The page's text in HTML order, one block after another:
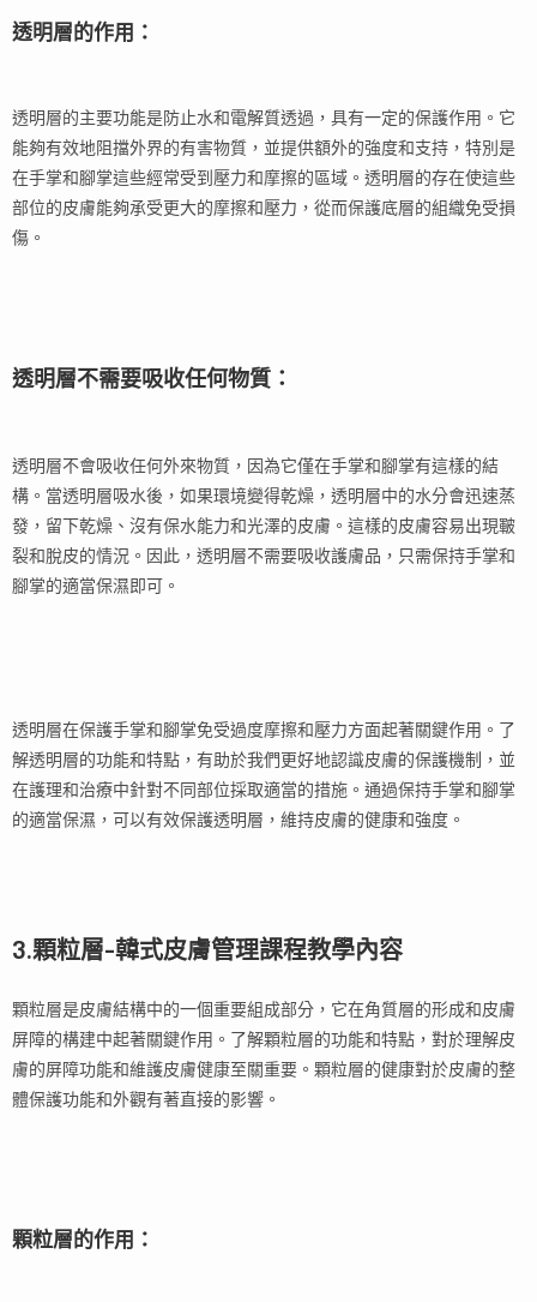
透明層的作用：
透明層的主要功能是防止水和電解質透過，具有一定的保護作用。它
能夠有效地阻擋外界的有害物質，並提供額外的強度和支持，特別是
在手掌和腳掌這些經常受到壓力和摩擦的區域。透明層的存在使這些
部位的皮膚能夠承受更大的摩擦和壓力，從而保護底層的組織免受損
傷。
透明層不需要吸收任何物質：
透明層不會吸收任何外來物質，因為它僅在手掌和腳掌有這樣的結
構。當透明層吸水後，如果環境變得乾燥，透明層中的水分會迅速蒸
發，留下乾燥、沒有保水能力和光澤的皮膚。這樣的皮膚容易出現皸
裂和脫皮的情況。因此，透明層不需要吸收護膚品，只需保持手掌和
腳掌的適當保濕即可。
透明層在保護手掌和腳掌免受過度摩擦和壓力方面起著關鍵作用。了
解透明層的功能和特點，有助於我們更好地認識皮膚的保護機制，並
在護理和治療中針對不同部位採取適當的措施。通過保持手掌和腳掌
的適當保濕，可以有效保護透明層，維持皮膚的健康和強度。
3.顆粒層-韓式皮膚管理課程教學內容
顆粒層是皮膚結構中的一個重要組成部分，它在角質層的形成和皮膚
屏障的構建中起著關鍵作用。了解顆粒層的功能和特點，對於理解皮
膚的屏障功能和維護皮膚健康至關重要。顆粒層的健康對於皮膚的整
體保護功能和外觀有著直接的影響。
顆粒層的作用：